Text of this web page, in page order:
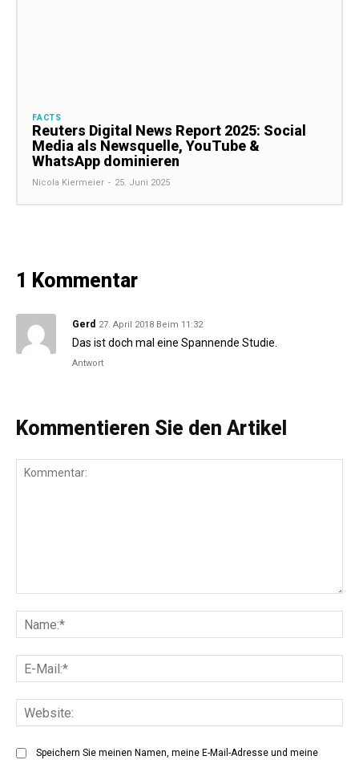
FACTS
Reuters Digital News Report 2025: Social
Media als Newsquelle, YouTube &
WhatsApp dominieren
Nicola Kiermeier - 25. Juni 2025
1 Kommentar
Gerd 27. April 2018 Beim 11:32
Das ist doch mal eine Spannende Studie.
Antwort
Kommentieren Sie den Artikel
Speichern Sie meinen Namen, meine E-Mail-Adresse und meine